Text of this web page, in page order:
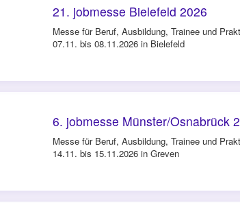
21. jobmesse Bielefeld 2026
Messe für Beruf, Ausbildung, Trainee und
07.11. bis 08.11.2026 in Bielefeld
6. jobmesse Münster/Osnabrück
Messe für Beruf, Ausbildung, Trainee und
14.11. bis 15.11.2026 in Greven